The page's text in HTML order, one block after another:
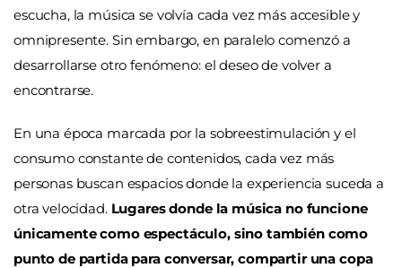
escucha, la música se volvía cada vez más accesible y
omnipresente. Sin embargo, en paralelo comenzó a
desarrollarse otro fenómeno: el deseo de volver a
encontrarse.
En una época marcada por la sobreestimulación y el
consumo constante de contenidos, cada vez más
personas buscan espacios donde la experiencia suceda a
otra velocidad. Lugares donde la música no funcione
únicamente como espectáculo, sino también como
punto de partida para conversar, compartir una copa